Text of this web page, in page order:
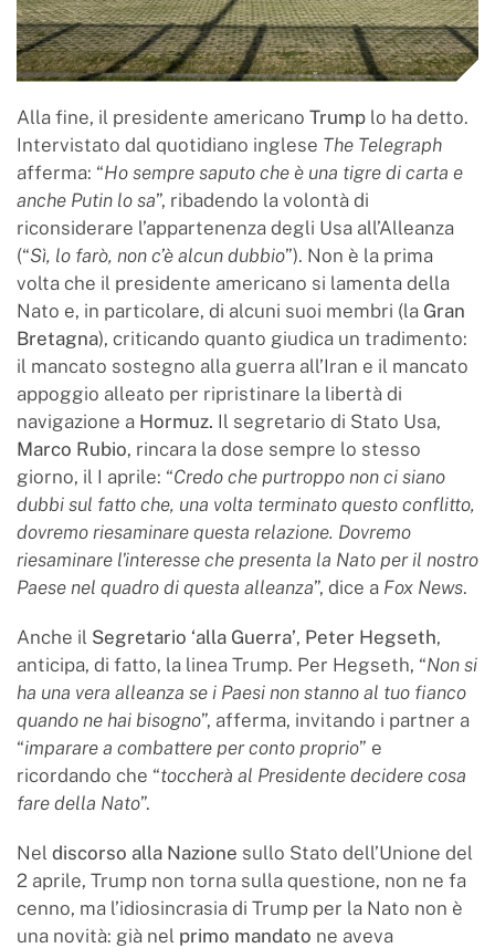
Alla fine, il presidente americano Trump lo ha detto.
Intervistato dal quotidiano inglese The Telegraph
afferma: “Ho sempre saputo che è una tigre di carta e
anche Putin lo sa”, ribadendo la volontà di
riconsiderare l’appartenenza degli Usa all’Alleanza
(“Sì, lo farò, non c’è alcun dubbio”). Non è la prima
volta che il presidente americano si lamenta della
Nato e, in particolare, di alcuni suoi membri (la Gran
Bretagna), criticando quanto giudica un tradimento:
il mancato sostegno alla guerra all’Iran e il mancato
appoggio alleato per ripristinare la libertà di
navigazione a Hormuz. Il segretario di Stato Usa,
Marco Rubio, rincara la dose sempre lo stesso
giorno, il I aprile: “Credo che purtroppo non ci siano
dubbi sul fatto che, una volta terminato questo conflitto,
dovremo riesaminare questa relazione. Dovremo
riesaminare l'interesse che presenta la Nato per il nostro
Paese nel quadro di questa alleanza”, dice a Fox News.
Anche il Segretario ‘alla Guerra’, Peter Hegseth,
anticipa, di fatto, la linea Trump. Per Hegseth, “Non si
ha una vera alleanza se i Paesi non stanno al tuo fianco
quando ne hai bisogno”, afferma, invitando i partner a
“imparare a combattere per conto proprio” e
ricordando che “toccherà al Presidente decidere cosa
fare della Nato”.
Nel discorso alla Nazione sullo Stato dell’Unione del
2 aprile, Trump non torna sulla questione, non ne fa
cenno, ma l’idiosincrasia di Trump per la Nato non è
una novità: già nel primo mandato ne aveva